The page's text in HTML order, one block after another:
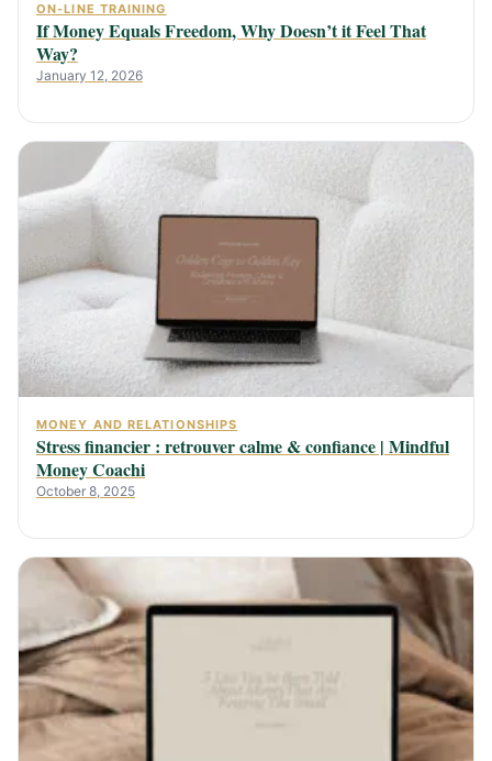
ON-LINE TRAINING
If Money Equals Freedom, Why Doesn’t it Feel That
Way?
January 12, 2026
MONEY AND RELATIONSHIPS
Stress financier : retrouver calme & confiance | Mindful
Money Coachi
October 8, 2025